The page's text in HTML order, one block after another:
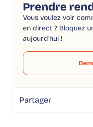
Prendre
Vous voulez voir
en direct ? Bloquez
aujourd’hui !
Partager